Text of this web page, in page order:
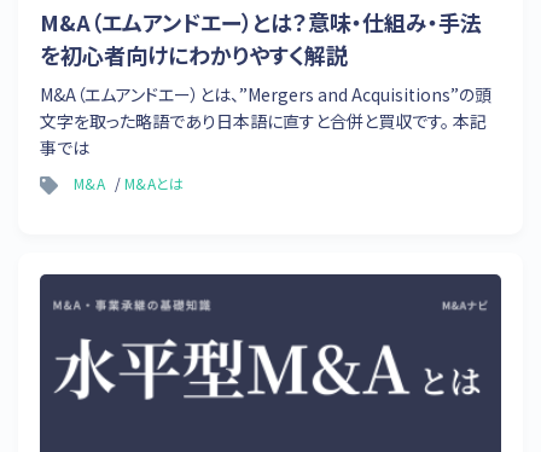
M&A（エムアンドエー）とは？意味・仕組み・手法
を初心者向けにわかりやすく解説
M&A（エムアンドエー）とは、”Mergers and Acquisitions”の頭
文字を取った略語であり日本語に直すと合併と買収です。 本記
事では
M&A M&Aとは